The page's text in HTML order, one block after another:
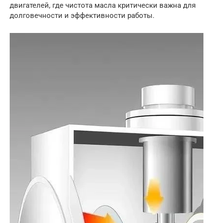
двигателей, где чистота масла критически важна для
долговечности и эффективности работы.